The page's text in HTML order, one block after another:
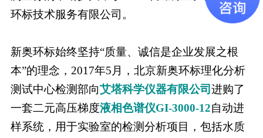
环标技术服务有限公司。
新奥环标始终坚持“质量、诚信是企业发展之根
本”的理念，2017年5月，北京新奥环标理化分析
测试中心检测部向艾塔科学仪器有限公司进购了
一套二元高压梯度液相色谱仪GI-3000-12自动进
样系统，用于实验室的检测分析项目，包括水质